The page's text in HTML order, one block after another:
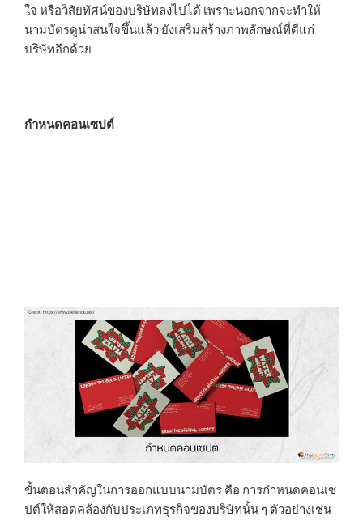
ใจ หรือวิสัยทัศน์ของบริษัทลงไปได้ เพราะนอกจากจะทำให้
นามบัตรดูน่าสนใจขึ้นแล้ว ยังเสริมสร้างภาพลักษณ์ที่ดีแก่
บริษัทอีกด้วย
กำหนดคอนเซปต์
ขั้นตอนสำคัญในการออกแบบนามบัตร คือ การกำหนดคอนเซ
ปต์ให้สอดคล้องกับประเภทธุรกิจของบริษัทนั้น ๆ ตัวอย่างเช่น